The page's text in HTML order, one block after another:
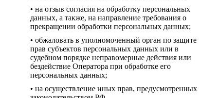
• на отзыв согласия на обработку персональных
данных, а также, на направление требования о
прекращении обработки персональных данных;
• обжаловать в уполномоченный орган по защите
прав субъектов персональных данных или в
судебном порядке неправомерные действия или
бездействие Оператора при обработке его
персональных данных;
• на осуществление иных прав, предусмотренных